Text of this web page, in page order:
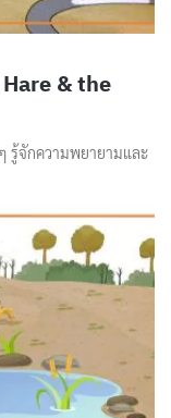
& the
รู้จักความพยายามและ